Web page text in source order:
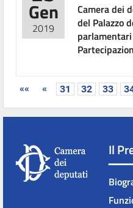
Gen
2019
Camera dei
del Palazzo
«« « 31 32 33
Il